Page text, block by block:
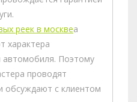
реек в москвеа
характера
автомобиля. Поэтому
проводят
обсуждают с клиентом